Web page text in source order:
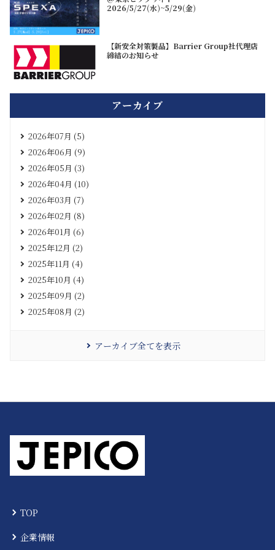
2026/5/27(水)~5/29(金)
【新安全対策製品】Barrier Group社代理店
締結のお知らせ
アーカイブ
2026年07月 (5)
2026年06月 (9)
2026年05月 (3)
2026年04月 (10)
2026年03月 (7)
2026年02月 (8)
2026年01月 (6)
2025年12月 (2)
2025年11月 (4)
2025年10月 (4)
2025年09月 (2)
2025年08月 (2)
アーカイブ全てを表示
TOP
企業情報